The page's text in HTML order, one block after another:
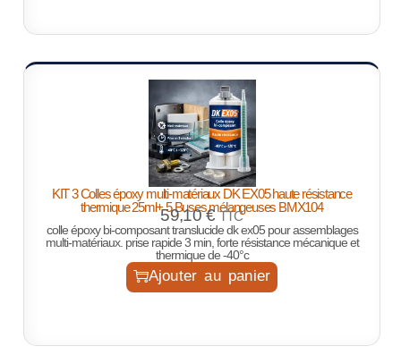
KIT 3 Colles époxy multi-matériaux DK EX05 haute résistance
thermique 25ml+ 5 Buses mélangeuses BMX104
59,10€ TTC
colle époxy bi-composant translucide dk ex05 pour assemblages
multi-matériaux. prise rapide 3 min, forte résistance mécanique et
thermique de -40°c
Ajouter au panier